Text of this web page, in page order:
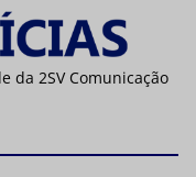
da 2SV Comunicação